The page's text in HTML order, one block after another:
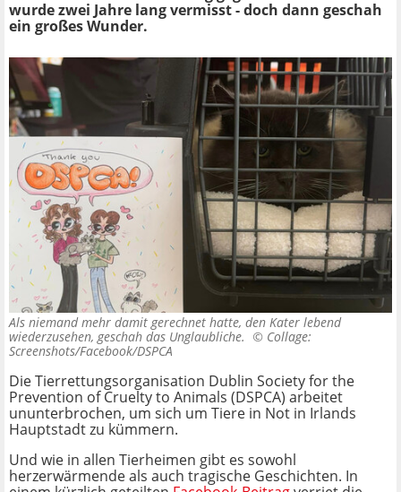
wurde zwei Jahre lang vermisst - doch dann geschah
ein großes Wunder.
Als niemand mehr damit gerechnet hatte, den Kater lebend
wiederzusehen, geschah das Unglaubliche. © Collage:
Screenshots/Facebook/DSPCA
Die Tierrettungsorganisation Dublin Society for the
Prevention of Cruelty to Animals (DSPCA) arbeitet
ununterbrochen, um sich um Tiere in Not in Irlands
Hauptstadt zu kümmern.
Und wie in allen Tierheimen gibt es sowohl
herzerwärmende als auch tragische Geschichten. In